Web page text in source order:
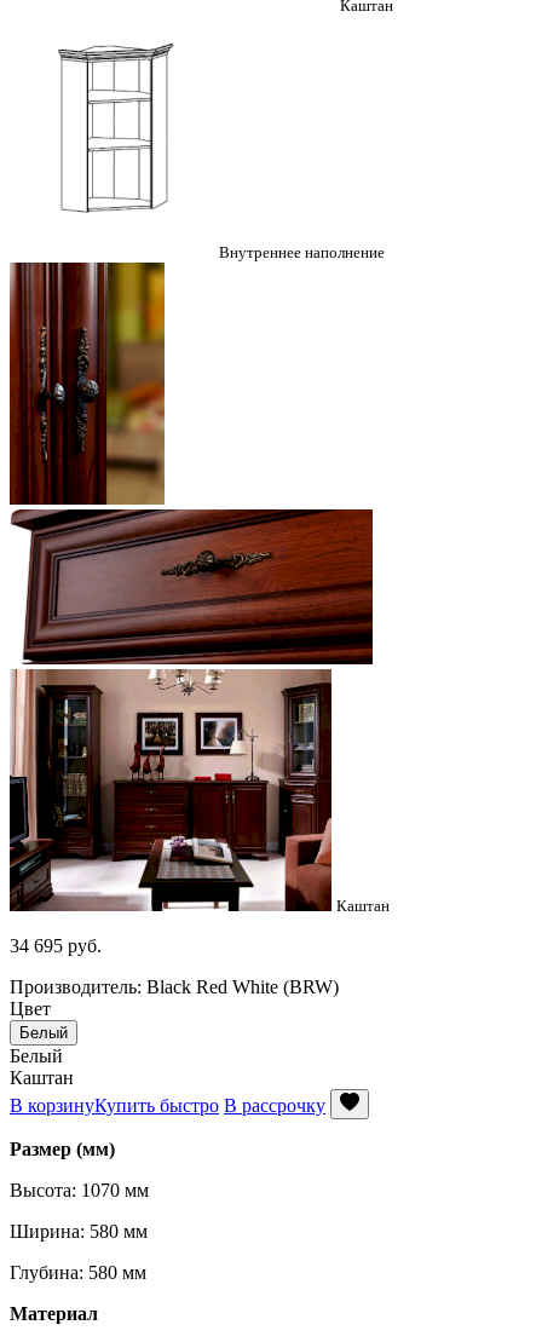
Каштан
Внутреннее наполнение
Каштан
34 695 руб.
Производитель: Black Red White (BRW)
Цвет
Белый
Белый
Каштан
В корзинуКупить быстро В рассрочку
Размер (мм)
Высота: 1070 мм
Ширина: 580 мм
Глубина: 580 мм
Материал